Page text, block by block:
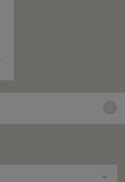
keyboard_arrow_down